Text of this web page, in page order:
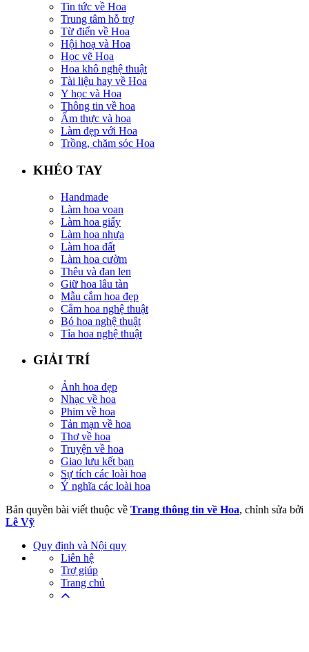
Tin tức về Hoa
Trung tâm hỗ trợ
Từ điển về Hoa
Hội hoạ và Hoa
Học vẽ Hoa
Hoa khô nghệ thuật
Tài liệu hay về Hoa
Y học và Hoa
Thông tin về hoa
Ẩm thực và hoa
Làm đẹp với Hoa
Trồng, chăm sóc Hoa
KHÉO TAY
Handmade
Làm hoa voan
Làm hoa giấy
Làm hoa nhựa
Làm hoa đất
Làm hoa cườm
Thêu và đan len
Giữ hoa lâu tàn
Mẫu cắm hoa đẹp
Cắm hoa nghệ thuật
Bó hoa nghệ thuật
Tỉa hoa nghệ thuật
GIẢI TRÍ
Ảnh hoa đẹp
Nhạc về hoa
Phim về hoa
Tản mạn về hoa
Thơ về hoa
Truyện về hoa
Giao lưu kết bạn
Sự tích các loài hoa
Ý nghĩa các loài hoa
Bản quyền bài viết thuộc về Trang thông tin về Hoa, chỉnh sửa bởi
Lê Vỹ
Quy định và Nội quy
Liên hệ
Trợ giúp
Trang chủ